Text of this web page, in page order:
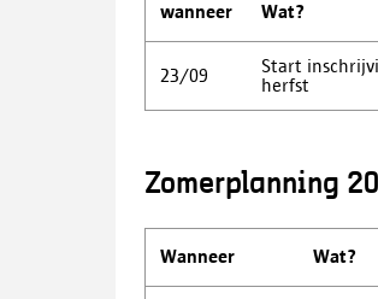
wanneer Wat?
23/09
Start
herfst
Zomerplanning
Wanneer Wat?